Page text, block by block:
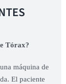
Tórax?
máquina de
El paciente